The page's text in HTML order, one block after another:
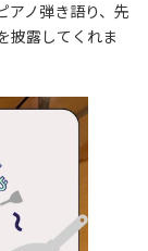
アノ弾き語り、先
披露してくれま